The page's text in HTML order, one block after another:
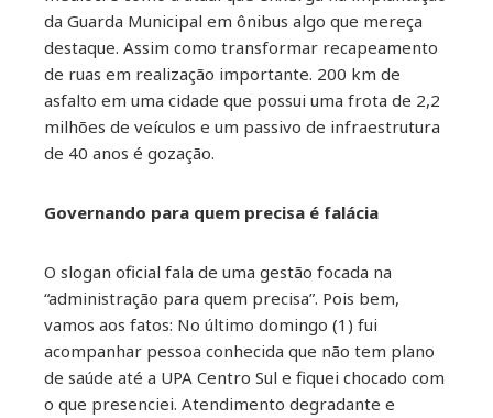
da Guarda Municipal em ônibus algo que mereça
destaque. Assim como transformar recapeamento
de ruas em realização importante. 200 km de
asfalto em uma cidade que possui uma frota de 2,2
milhões de veículos e um passivo de infraestrutura
de 40 anos é gozação.
Governando para quem precisa é falácia
O slogan oficial fala de uma gestão focada na
“administração para quem precisa”. Pois bem,
vamos aos fatos: No último domingo (1) fui
acompanhar pessoa conhecida que não tem plano
de saúde até a UPA Centro Sul e fiquei chocado com
o que presenciei. Atendimento degradante e